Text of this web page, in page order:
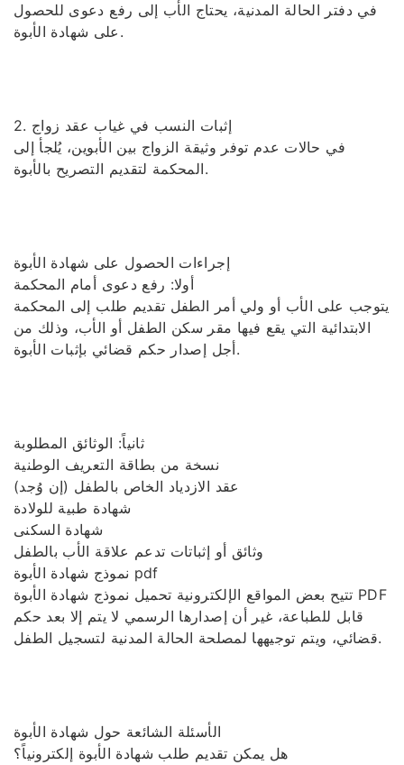
في دفتر الحالة المدنية، يحتاج الأب إلى رفع دعوى للحصول
على شهادة الأبوة.
2. إثبات النسب في غياب عقد زواج
في حالات عدم توفر وثيقة الزواج بين الأبوين، يُلجأ إلى
المحكمة لتقديم التصريح بالأبوة.
إجراءات الحصول على شهادة الأبوة
أولا: رفع دعوى أمام المحكمة
يتوجب على الأب أو ولي أمر الطفل تقديم طلب إلى المحكمة
الابتدائية التي يقع فيها مقر سكن الطفل أو الأب، وذلك من
أجل إصدار حكم قضائي بإثبات الأبوة.
ثانياً: الوثائق المطلوبة
نسخة من بطاقة التعريف الوطنية
عقد الازدياد الخاص بالطفل (إن وُجد)
شهادة طبية للولادة
شهادة السكنى
وثائق أو إثباتات تدعم علاقة الأب بالطفل
نموذج شهادة الأبوة pdf
تتيح بعض المواقع الإلكترونية تحميل نموذج شهادة الأبوة PDF
قابل للطباعة، غير أن إصدارها الرسمي لا يتم إلا بعد حكم
قضائي، ويتم توجيهها لمصلحة الحالة المدنية لتسجيل الطفل.
الأسئلة الشائعة حول شهادة الأبوة
هل يمكن تقديم طلب شهادة الأبوة إلكترونياً؟